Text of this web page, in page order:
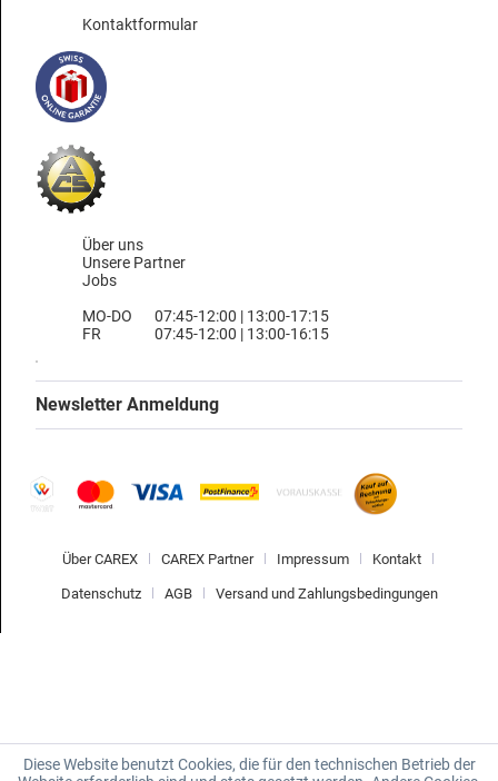
Kontaktformular
Über uns
Unsere Partner
Jobs
MO-DO
FR
07:45-12:00 | 13:00-17:15
07:45-12:00 | 13:00-16:15
Newsletter Anmeldung
Über CAREX CAREX Partner Impressum Kontakt
Datenschutz AGB Versand und Zahlungsbedingungen
Diese Website benutzt Cookies, die für den technischen Betrieb der